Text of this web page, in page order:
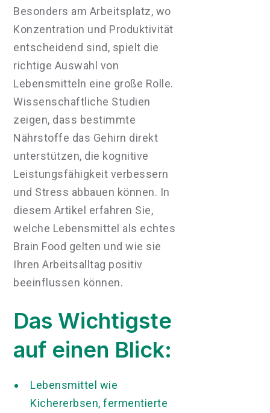
Besonders am Arbeitsplatz, wo
Konzentration und Produktivität
entscheidend sind, spielt die
richtige Auswahl von
Lebensmitteln eine große Rolle.
Wissenschaftliche Studien
zeigen, dass bestimmte
Nährstoffe das Gehirn direkt
unterstützen, die kognitive
Leistungsfähigkeit verbessern
und Stress abbauen können. In
diesem Artikel erfahren Sie,
welche Lebensmittel als echtes
Brain Food gelten und wie sie
Ihren Arbeitsalltag positiv
beeinflussen können.
Das Wichtigste
auf einen Blick:
Lebensmittel wie
Kichererbsen, fermentierte